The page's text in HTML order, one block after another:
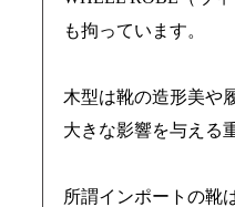
も拘っています。
木型は靴の造形美や
大きな影響を与える
所謂インポートの靴